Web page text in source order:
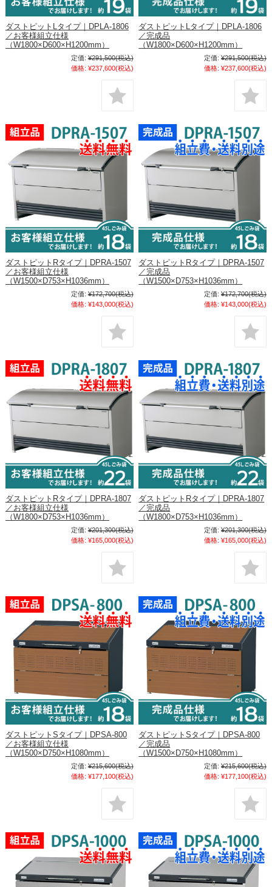
ダストピットLタイプ｜DPLA-1806
／お客様組立仕様
（W1800×D600×H1200mm）
定価: ¥291,500(税込)
価格: ¥237,600(税込)
ダストピットLタイプ｜DPLA-1806
／完成品
（W1800×D600×H1200mm）
定価: ¥291,500(税込)
価格: ¥237,600(税込)
ダストピットRタイプ｜DPRA-1507
／お客様組立仕様
（W1500×D753×H1036mm）
定価: ¥172,700(税込)
価格: ¥143,000(税込)
ダストピットRタイプ｜DPRA-1507
／完成品
（W1500×D753×H1036mm）
定価: ¥172,700(税込)
価格: ¥143,000(税込)
ダストピットRタイプ｜DPRA-1807
／お客様組立仕様
（W1800×D753×H1036mm）
定価: ¥201,300(税込)
価格: ¥165,000(税込)
ダストピットRタイプ｜DPRA-1807
／完成品
（W1800×D753×H1036mm）
定価: ¥201,300(税込)
価格: ¥165,000(税込)
ダストピットSタイプ｜DPSA-800
／お客様組立仕様
（W1500×D750×H1080mm）
定価: ¥215,600(税込)
価格: ¥177,100(税込)
ダストピットSタイプ｜DPSA-800
／完成品
（W1500×D750×H1080mm）
定価: ¥215,600(税込)
価格: ¥177,100(税込)